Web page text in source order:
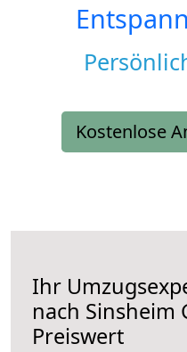
Kostenlose
Ihr
nach Sinsheim
Preiswert